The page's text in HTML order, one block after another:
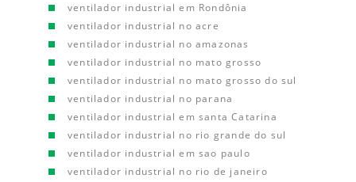
ventilador industrial em Rondônia
ventilador industrial no acre
ventilador industrial no amazonas
ventilador industrial no mato grosso
ventilador industrial no mato grosso do sul
ventilador industrial no parana
ventilador industrial em santa Catarina
ventilador industrial no rio grande do sul
ventilador industrial em sao paulo
ventilador industrial no rio de janeiro